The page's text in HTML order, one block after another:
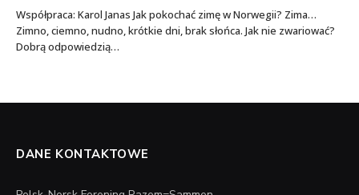
Współpraca: Karol Janas Jak pokochać zimę w Norwegii? Zima…
Zimno, ciemno, nudno, krótkie dni, brak słońca. Jak nie zwariować?
Dobrą odpowiedzią…
DANE KONTAKTOWE